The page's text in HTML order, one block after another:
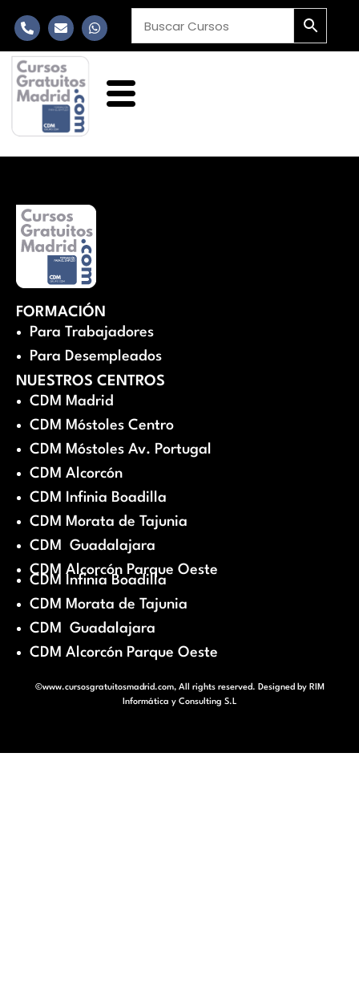
FORMACIÓN
Para Trabajadores
Para Desempleados
NUESTROS CENTROS
CDM Madrid
CDM Móstoles Centro
CDM Móstoles Av. Portugal
CDM Alcorcón
CDM Infinia Boadilla
CDM Morata de Tajunia
CDM Guadalajara
CDM Alcorcón Parque Oeste
CDM Infinia Boadilla
CDM Morata de Tajunia
CDM Guadalajara
CDM Alcorcón Parque Oeste
©www.cursosgratuitosmadrid.com, All rights reserved. Designed by RIM
Informática y Consulting S.L